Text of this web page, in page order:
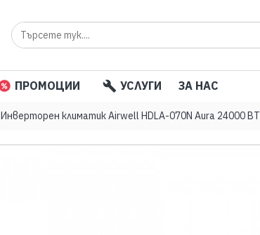
ПРОМОЦИИ УСЛУГИ ЗА НАС
Инверторен климатик Airwell HDLA-070N Aura 24000